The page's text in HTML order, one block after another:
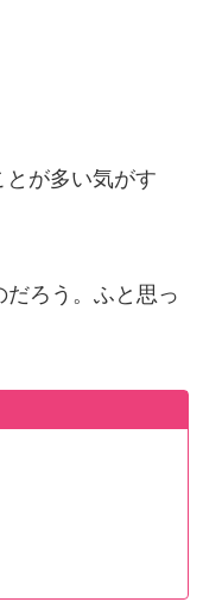
とが多い気がす
ろう。ふと思っ